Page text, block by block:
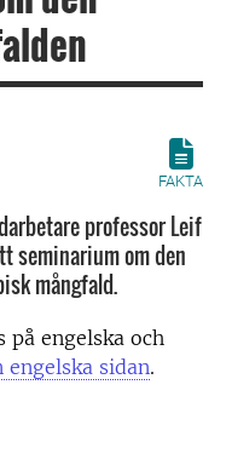
FAKTA
professor Leif
seminarium om den
mångfald.
engelska och
sidan.